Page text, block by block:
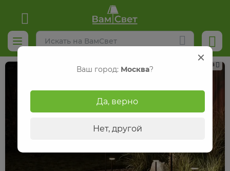
Реклама
Ваш город: Москва?
Да, верно
Нет, другой